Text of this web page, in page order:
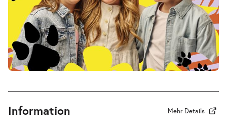
Drei Wasserschweine brennen durch-
Fr.
Fr. 09.04.2027
Tickets
Information Mehr Details